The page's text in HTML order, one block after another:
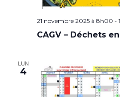
21 novembre 2025 à 8h00 -
CAGV – Déchets
LUN
4